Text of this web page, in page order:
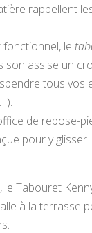
rappellent
le
son assise un
tous vos
de repose-
pour y glisser
le Tabouret
à la terrasse